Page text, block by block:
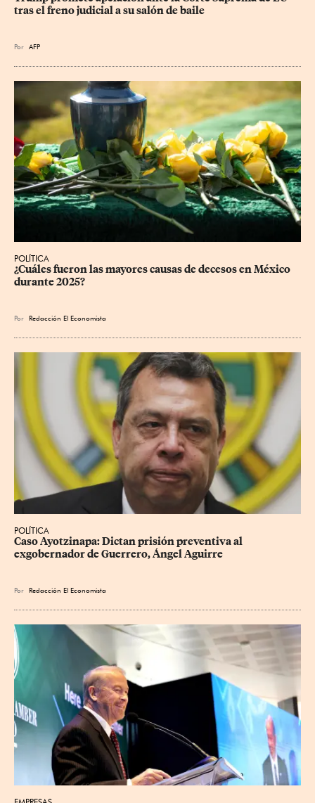
tras el freno judicial a su salón de baile
Por AFP
POLÍTICA
¿Cuáles fueron las mayores causas de decesos en México
durante 2025?
Por Redacción El Economista
POLÍTICA
Caso Ayotzinapa: Dictan prisión preventiva al
exgobernador de Guerrero, Ángel Aguirre
Por Redacción El Economista